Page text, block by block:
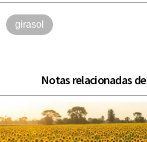
girasol
Notas relacionadas de